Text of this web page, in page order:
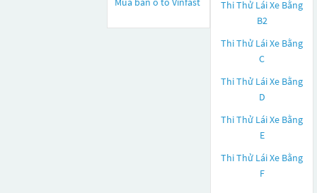
Thi Thử Lái Xe Bằng
B2
Thi Thử Lái Xe Bằng
C
Thi Thử Lái Xe Bằng
D
Thi Thử Lái Xe Bằng
E
Thi Thử Lái Xe Bằng
F